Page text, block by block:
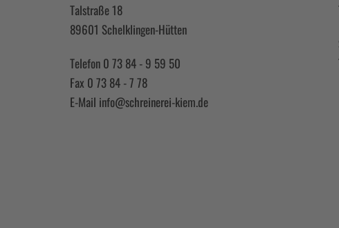
Talstraße 18
89601 Schelklingen-Hütten
Telefon 0 73 84 - 9 59 50
Fax 0 73 84 - 7 78
E-Mail info@schreinerei-kiem.de